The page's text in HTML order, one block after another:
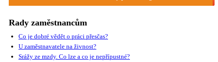
Rady zaměstnancům
Co je dobré vědět o práci přesčas?
U zaměstnavatele na živnost?
Srážy ze mzdy. Co lze a co je nepřípustné?